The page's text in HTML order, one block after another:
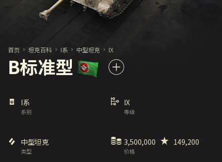
首页 坦克百科 I系 中型坦克 IX
B标准型
系别
I系
等级
IX
类型
中型坦克
价格
3,500,000 149,200